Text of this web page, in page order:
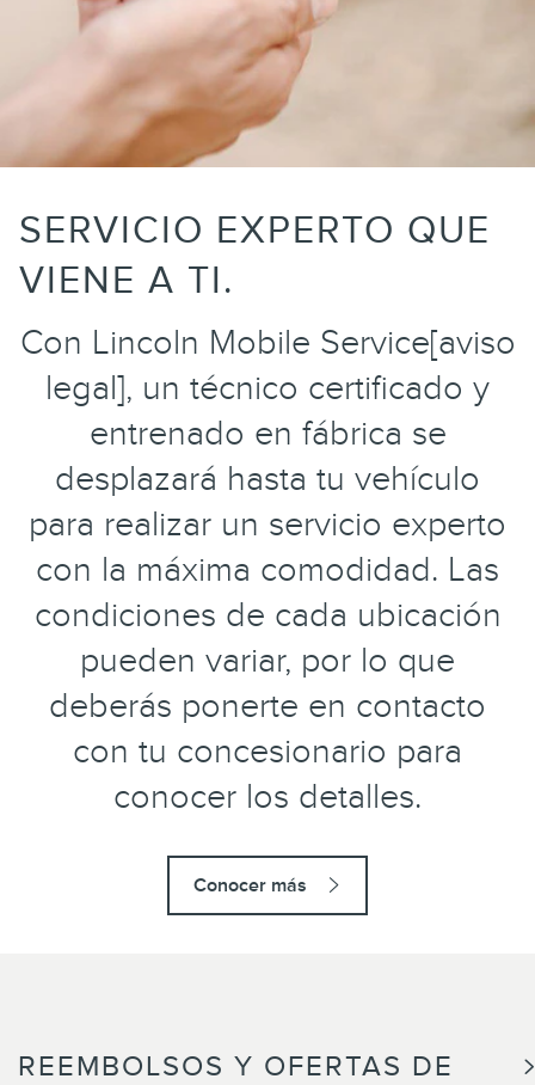
SERVICIO EXPERTO QUE
VIENE A TI.
Con Lincoln Mobile Service[aviso
legal], un técnico certificado y
entrenado en fábrica se
desplazará hasta tu vehículo
para realizar un servicio experto
con la máxima comodidad. Las
condiciones de cada ubicación
pueden variar, por lo que
deberás ponerte en contacto
con tu concesionario para
conocer los detalles.
Conocer más
REEMBOLSOS Y OFERTAS DE